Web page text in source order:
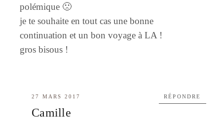
polémique 🙁
je te souhaite en tout cas une bonne
continuation et un bon voyage à LA !
gros bisous !
27 MARS 2017
Camille
RÉPONDRE